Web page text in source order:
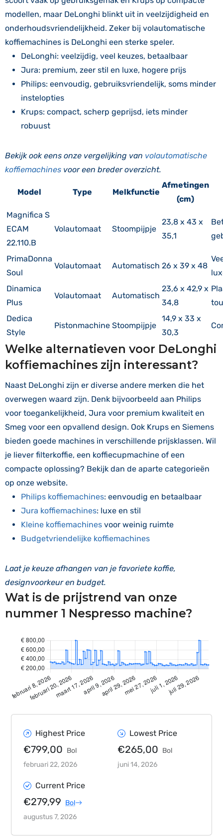
modellen, maar DeLonghi blinkt uit in veelzijdigheid en
onderhoudsvriendelijkheid. Zeker bij volautomatische
koffiemachines is DeLonghi een sterke speler.
DeLonghi: veelzijdig, veel keuzes, betaalbaar
Jura: premium, zeer stil en luxe, hogere prijs
Philips: eenvoudig, gebruiksvriendelijk, soms minder
instelopties
Krups: compact, scherp geprijsd, iets minder
robuust
Bekijk ook eens onze vergelijking van volautomatische
koffiemachines voor een breder overzicht.
Model Type Melkfunctie
Afmetingen
(cm)
Magnifica S
ECAM
22.110.B
Volautomaat Stoompijpje
23,8 x 43 x
35,1
PrimaDonna
Soul
Volautomaat Automatisch 26 x 39 x 48
Dinamica
Plus
Volautomaat Automatisch
23,6 x 42,9 x
34,8
Dedica
Style
Pistonmachine Stoompijpje
14,9 x 33 x
30,3
Welke alternatieven voor DeLonghi
koffiemachines zijn interessant?
Naast DeLonghi zijn er diverse andere merken die het
overwegen waard zijn. Denk bijvoorbeeld aan Philips
voor toegankelijkheid, Jura voor premium kwaliteit en
Smeg voor een opvallend design. Ook Krups en Siemens
bieden goede machines in verschillende prijsklassen. Wil
je liever filterkoffie, een koffiecupmachine of een
compacte oplossing? Bekijk dan de aparte categorieën
op onze website.
Philips koffiemachines: eenvoudig en betaalbaar
Jura koffiemachines: luxe en stil
Kleine koffiemachines voor weinig ruimte
Budgetvriendelijke koffiemachines
Laat je keuze afhangen van je favoriete koffie,
designvoorkeur en budget.
Wat is de prijstrend van onze
nummer 1 Nespresso machine?
Highest Price
€799,00 Bol
februari 22, 2026
Lowest Price
€265,00 Bol
juni 14, 2026
Current Price
€279,99 Bol
augustus 7, 2026